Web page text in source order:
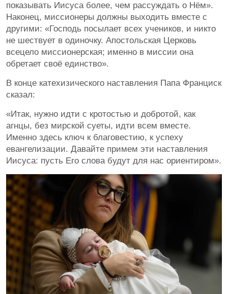
показывать Иисуса более, чем рассуждать о Нём».
Наконец, миссионеры должны выходить вместе с
другими: «Господь посылает всех учеников, и никто
не шествует в одиночку. Апостольская Церковь
всецело миссионерская; именно в миссии она
обретает своё единство».
В конце катехизического наставления Папа Франциск
сказал:
«Итак, нужно идти с кротостью и добротой, как
агнцы, без мирской суеты, идти всем вместе.
Именно здесь ключ к благовестию, к успеху
евангелизации. Давайте примем эти наставления
Иисуса: пусть Его слова будут для нас ориентиром».